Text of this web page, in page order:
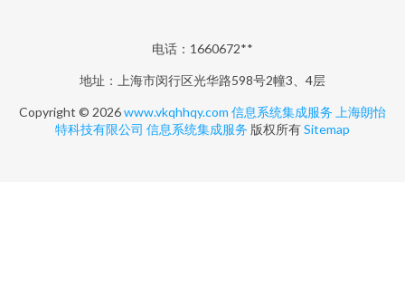
电话：1660672**
地址：上海市闵行区光华路598号2幢3、4层
Copyright © 2026www.vkqhhqy.com 信息系统集成服务 上海朗怡
特科技有限公司 信息系统集成服务 版权所有Sitemap